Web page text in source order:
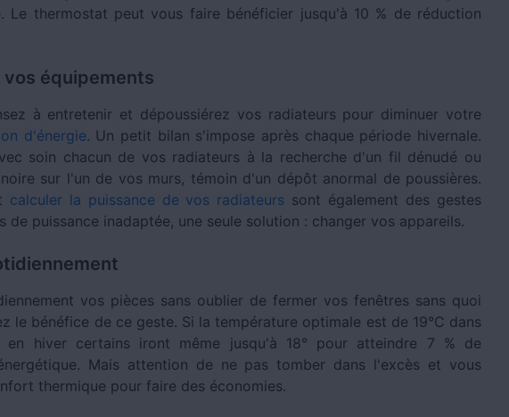
Le thermostat peut vous faire bénéficier jusqu'à 10 % de réduction
équipements
à entretenir et dépoussiérez vos radiateurs pour diminuer votre
d'énergie. Un petit bilan s'impose après chaque période hivernale.
soin chacun de vos radiateurs à la recherche d'un fil dénudé ou
sur l'un de vos murs, témoin d'un dépôt anormal de poussières.
calculer la puissance de vos radiateurs sont également des gestes
de puissance inadaptée, une seule solution : changer vos appareils.
vos pièces sans oublier de fermer vos fenêtres sans quoi
le bénéfice de ce geste. Si la température optimale est de 19°C dans
en hiver certains iront même jusqu'à 18° pour atteindre 7 % de
Mais attention de ne pas tomber dans l'excès et vous
thermique pour faire des économies.